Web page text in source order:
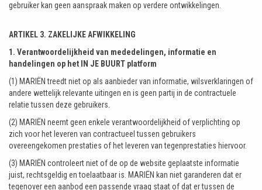
gebruiker kan geen aanspraak maken op verdere ontwikkelingen.
ARTIKEL 3. ZAKELIJKE AFWIKKELING
1. Verantwoordelijkheid van mededelingen, informatie en
handelingen op het IN JE BUURT platform
(1) MARIËN treedt niet op als aanbieder van informatie, wilsverklaringen of
andere wettelijk relevante uitingen en is geen partij in de contractuele
relatie tussen deze gebruikers.
(2) MARIËN neemt geen enkele verantwoordelijkheid of verplichting op
zich voor het leveren van contractueel tussen gebruikers
overeengekomen prestaties of het leveren van tegenprestaties hiervoor.
(3) MARIËN controleert niet of de op de website geplaatste informatie
juist, rechtsgeldig en toelaatbaar is. MARIËN kan niet garanderen dat er
tegenover een aanbod een passende vraag staat of dat er tussen de